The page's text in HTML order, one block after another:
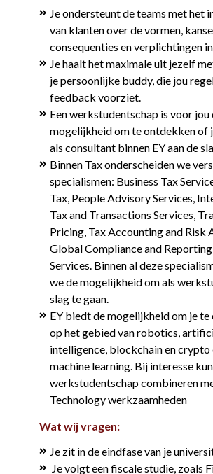
Je ondersteunt de teams met het
van klanten over de vormen,
consequenties en verplichtingen
Je haalt het maximale uit jezelf
je persoonlijke buddy, die jou
feedback voorziet.
Een werkstudentschap is voor jou
mogelijkheid om te ontdekken of
als consultant binnen EY aan de
Binnen Tax onderscheiden we
specialismen: Business Tax
Tax, People Advisory Services,
Tax and Transactions Services,
Pricing, Tax Accounting and Risk
Global Compliance and
Services. Binnen al deze
we de mogelijkheid om als
slag te gaan.
EY biedt de mogelijkheid om je
op het gebied van robotics,
intelligence, blockchain en crypto
machine learning. Bij interesse
werkstudentschap combineren
Technology werkzaamheden
Wat wij vragen:
Je zit in de eindfase van je
Je volgt een fiscale studie, zoals